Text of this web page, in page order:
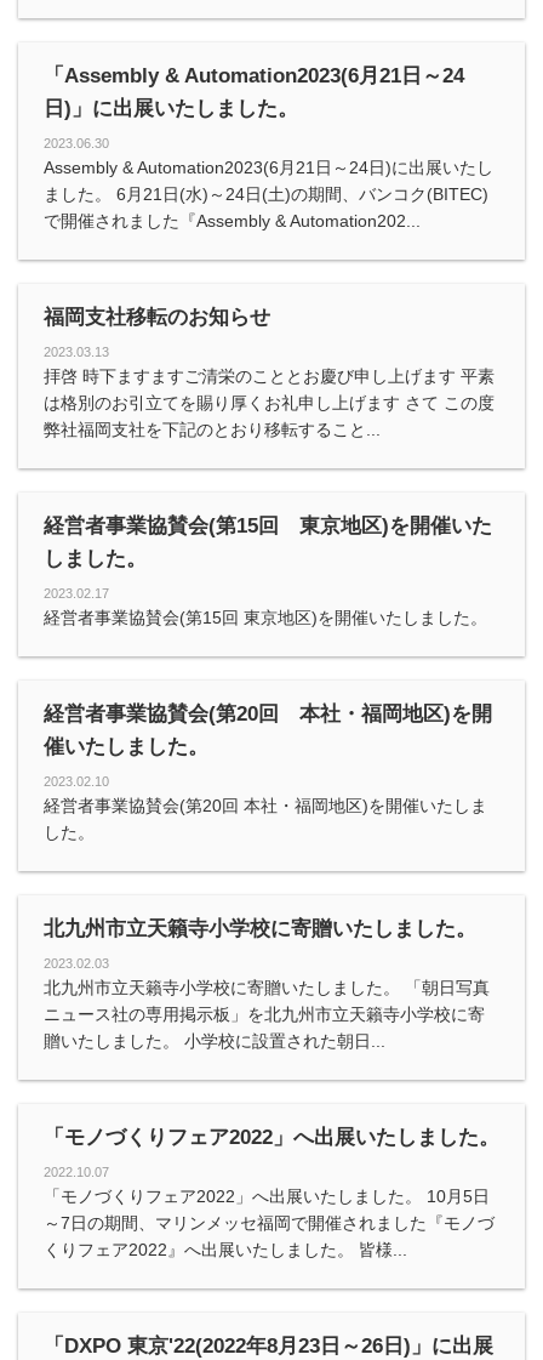
「Assembly & Automation2023(6月21日～24
日)」に出展いたしました。
2023.06.30
Assembly & Automation2023(6月21日～24日)に出展いたし
ました。 6月21日(水)～24日(土)の期間、バンコク(BITEC)
で開催されました『Assembly & Automation202...
福岡支社移転のお知らせ
2023.03.13
拝啓 時下ますますご清栄のこととお慶び申し上げます 平素
は格別のお引立てを賜り厚くお礼申し上げます さて この度
弊社福岡支社を下記のとおり移転すること...
経営者事業協賛会(第15回 東京地区)を開催いた
しました。
2023.02.17
経営者事業協賛会(第15回 東京地区)を開催いたしました。
経営者事業協賛会(第20回 本社・福岡地区)を開
催いたしました。
2023.02.10
経営者事業協賛会(第20回 本社・福岡地区)を開催いたしま
した。
北九州市立天籟寺小学校に寄贈いたしました。
2023.02.03
北九州市立天籟寺小学校に寄贈いたしました。 「朝日写真
ニュース社の専用掲示板」を北九州市立天籟寺小学校に寄
贈いたしました。 小学校に設置された朝日...
「モノづくりフェア2022」へ出展いたしました。
2022.10.07
「モノづくりフェア2022」へ出展いたしました。 10月5日
～7日の期間、マリンメッセ福岡で開催されました『モノづ
くりフェア2022』へ出展いたしました。 皆様...
「DXPO 東京'22(2022年8月23日～26日)」に出展